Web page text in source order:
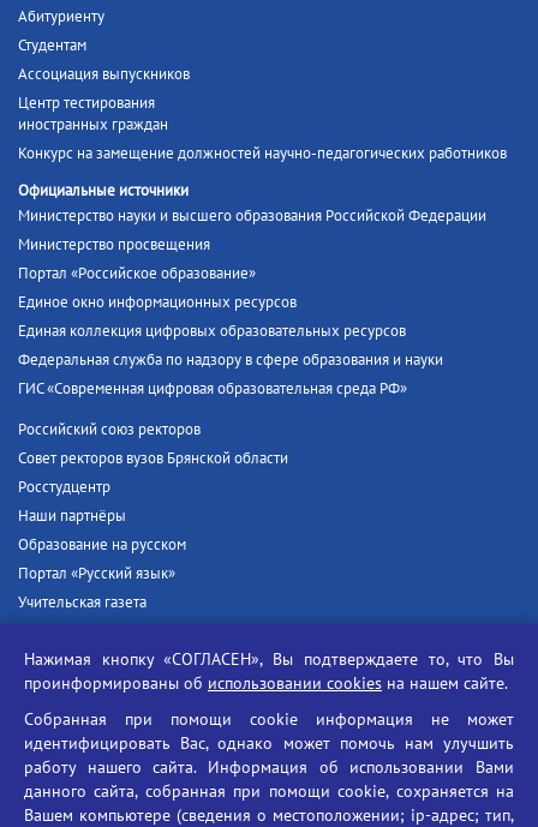
Абитуриенту
Студентам
Ассоциация выпускников
Центр тестирования
иностранных граждан
Конкурс на замещение должностей научно-педагогических работников
Официальные источники
Министерство науки и высшего образования Российской Федерации
Министерство просвещения
Портал «Российское образование»
Единое окно информационных ресурсов
Единая коллекция цифровых образовательных ресурсов
Федеральная служба по надзору в сфере образования и науки
ГИС «Современная цифровая образовательная среда РФ»
Российский союз ректоров
Совет ректоров вузов Брянской области
Росстудцентр
Наши партнёры
Образование на русском
Портал «Русский язык»
Учительская газета
Единый портал государственных услуг
Противодействие угрозам информационной безопасности
Социальные ролики - Генеральная прокуратура РФ
Противодействие коррупции
БГУ против наркотиков
Нажимая кнопку «СОГЛАСЕН», Вы подтверждаете то, что Вы
проинформированы об использовании cookies на нашем сайте.
Собранная при помощи cookie информация не может
идентифицировать Вас, однако может помочь нам улучшить
работу нашего сайта. Информация об использовании Вами
данного сайта, собранная при помощи cookie, сохраняется на
Вашем компьютере (сведения о местоположении; ip-адрес; тип,